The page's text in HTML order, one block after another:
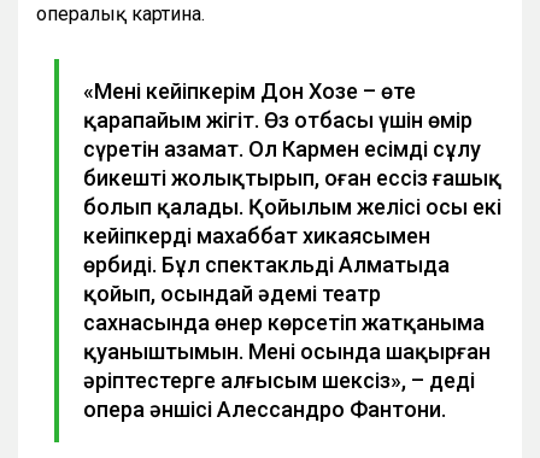
опералық картина.
«Менің кейіпкерім Дон Хозе – өте
қарапайым жігіт. Өз отбасы үшін өмір
сүретін азамат. Ол Кармен есімді сұлу
бикешті жолықтырып, оған ессіз ғашық
болып қалады. Қойылым желісі осы екі
кейіпкердің махаббат хикаясымен
өрбиді. Бұл спектакльді Алматыда
қойып, осындай әдемі театр
сахнасында өнер көрсетіп жатқаныма
қуаныштымын. Мені осында шақырған
әріптестерге алғысым шексіз», – деді
опера әншісі Алессандро Фантони.